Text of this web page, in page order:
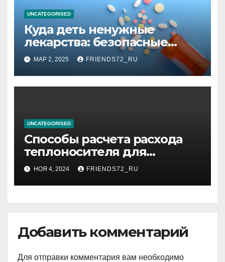
UNCATEGORISED
Куда деть ненужные
лекарства: безопасные
способы утилизации
МАР 2, 2025 FRIENDS72_RU
UNCATEGORISED
Способы расчета расхода
теплоносителя для
системы отопления
НОЯ 4, 2024 FRIENDS72_RU
Добавить комментарий
Для отправки комментария вам необходимо